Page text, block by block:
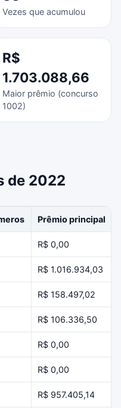
Vezes que acumulou
R$
1.703.088,66
Maior prêmio (concurso
1002)
de 2022
Prêmio principal
R$ 0,00
R$ 1.016.934,03
R$ 158.497,02
R$ 106.336,50
R$ 0,00
R$ 0,00
R$ 957.405,14